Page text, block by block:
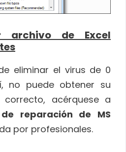
archivo de Excel
eliminar el virus de 0
no puede obtener su
correcto, acérquese a
reparación de MS
por profesionales.